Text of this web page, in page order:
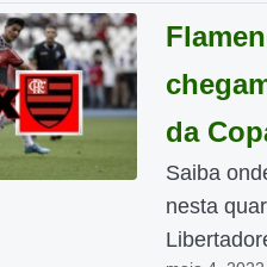
da
Saiba
nesta